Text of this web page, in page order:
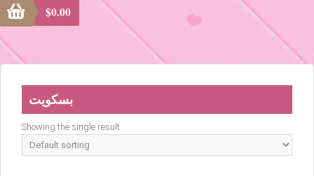
$0.00
بسكويت
Showing the single result